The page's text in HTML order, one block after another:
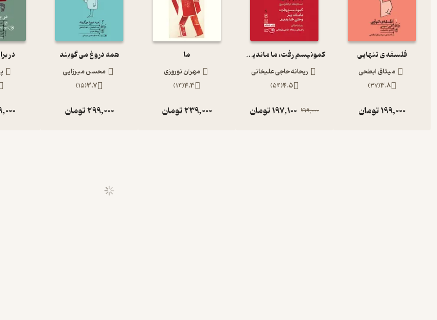
فلسفه ی تنهایی
میثاق ابطحی
3.8
(
37
)
199,000تومان
کمونیسم رفت، ما ماندیم و حتی خندیدیم
ریحانه حاجی علیخانی
4.5
(
54
)
219,000
197,100تومان
ما
مهران نوروزی
4.3
(
14
)
239,000تومان
همه دروغ می گویند
محسن میرزایی
3.7
(
15
)
299,000تومان
در